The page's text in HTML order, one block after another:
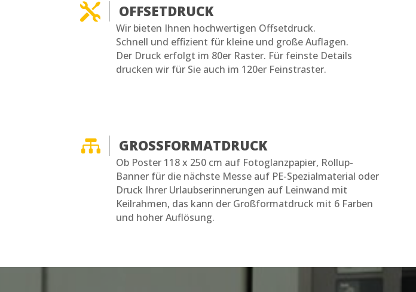
 OFFSETDRUCK
Wir bieten Ihnen hochwertigen Offsetdruck.
Schnell und effizient für kleine und große Auflagen.
Der Druck erfolgt im 80er Raster. Für feinste Details
drucken wir für Sie auch im 120er Feinstraster.
 GROSSFORMATDRUCK
Ob Poster 118 x 250 cm auf Fotoglanzpapier, Rollup-
Banner für die nächste Messe auf PE-Spezialmaterial oder
Druck Ihrer Urlaubserinnerungen auf Leinwand mit
Keilrahmen, das kann der Großformatdruck mit 6 Farben
und hoher Auflösung.